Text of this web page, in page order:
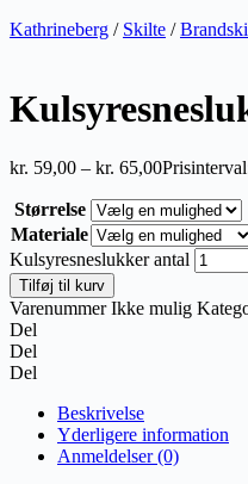
Kathrineberg / Skilte /
kr. 59,00 – kr. 65,00
Størrelse
Materiale
Kulsyresneslukker antal
Tilføj til kurv
VarenummerIkke mulig
Del
Del
Del
Beskrivelse
Yderligere information
Anmeldelser (0)